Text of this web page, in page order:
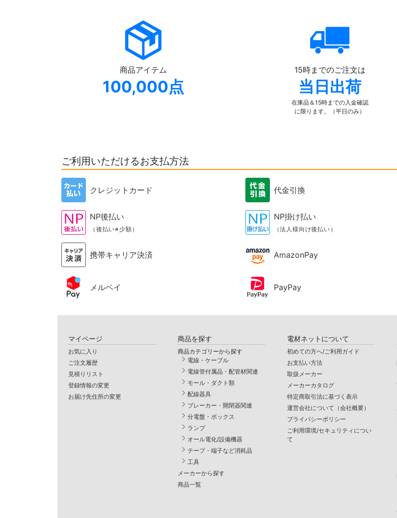
商品アイテム
100,000点
15時までのご注文は
当日出荷
在庫品＆15時までの入金確認
に限ります。（平日のみ）
ご利用いただけるお支払方法
クレジットカード 代金引換
NP後払い
（後払い※少額）
NP掛け払い
（法人様向け後払い）
携帯キャリア決済 AmazonPay
メルペイ PayPay
マイページ
お気に入り
ご注文履歴
見積りリスト
登録情報の変更
お届け先住所の変更
商品を探す
商品カテゴリーから探す
電線・ケーブル
電線管付属品・配管材関連
モール・ダクト類
配線器具
ブレーカー・開閉器関連
分電盤・ボックス
ランプ
オール電化/設備機器
テープ・端子など消耗品
工具
メーカーから探す
商品一覧
電材ネットについて
初めての方へ/ご利用ガイド
お支払い方法
取扱メーカー
メーカーカタログ
特定商取引法に基づく表示
運営会社について（会社概要）
プライバシーポリシー
ご利用環境/セキュリティについ
て